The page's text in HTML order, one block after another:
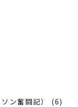
ン奮闘記） (6)